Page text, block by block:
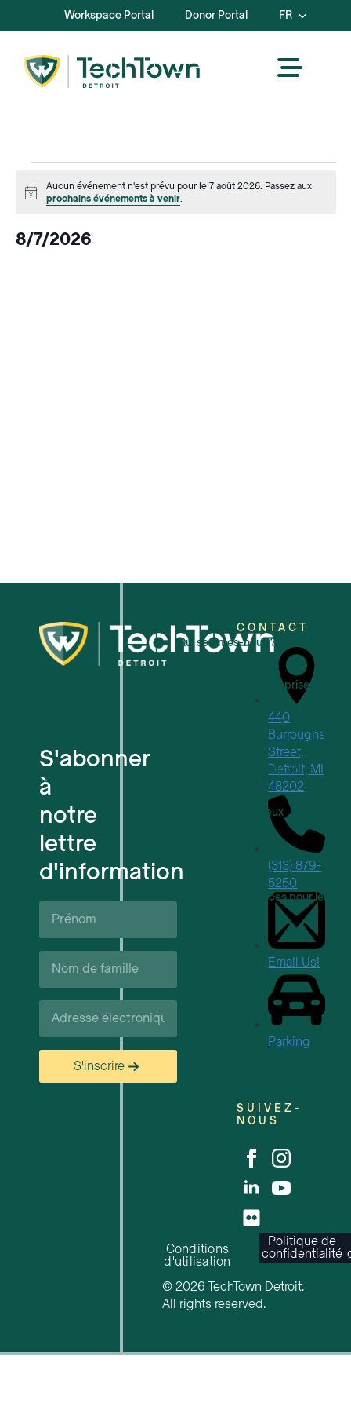
Workspace Portal Donor Portal FR
Events
for
Avis
Aucun événement n'est prévu pour le 7 août 2026. Passez aux
prochains événements à venir.
8/7/2026
S'abonner
à
notre
lettre
d'information
Prénom*
Nom
de
Courriel*
S'inscrire
Qui sommes-nous ?
Pour les petites entreprises
Pour les startups technologiques
Espaces de travail flexibles
Réservations de lieux
Événements à venir
Soutien et ressources pour les
CONTACT
440
Burroughs
Street,
Detroit, MI
48202
(313) 879-
5250
Email Us!
Parking
SUIVEZ-
NOUS
Conditions
d'utilisation
Politique de
confidentialité
© 2026 TechTown Detroit.
All rights reserved.